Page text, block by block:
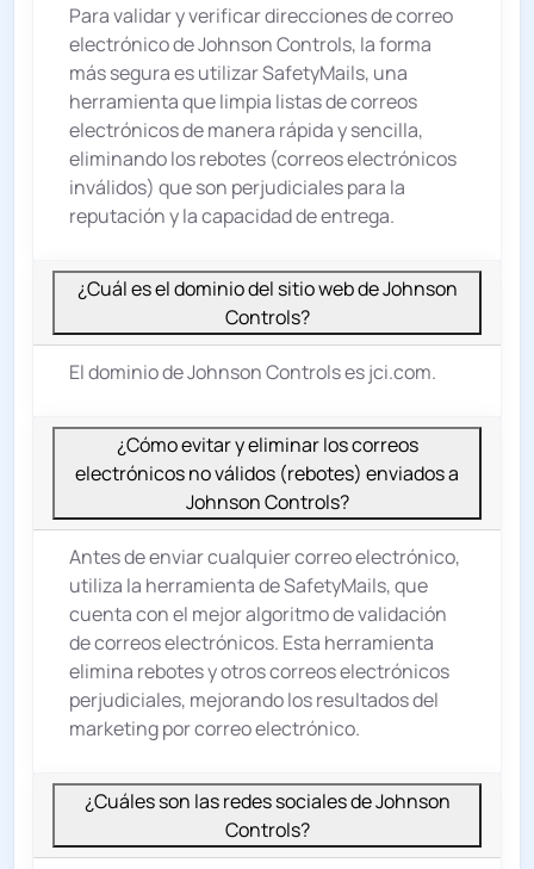
Para validar y verificar direcciones de correo
electrónico de Johnson Controls, la forma
más segura es utilizar SafetyMails, una
herramienta que limpia listas de correos
electrónicos de manera rápida y sencilla,
eliminando los rebotes (correos electrónicos
inválidos) que son perjudiciales para la
reputación y la capacidad de entrega.
¿Cuál es el dominio del sitio web de Johnson
Controls?
El dominio de Johnson Controls es jci.com.
¿Cómo evitar y eliminar los correos
electrónicos no válidos (rebotes) enviados a
Johnson Controls?
Antes de enviar cualquier correo electrónico,
utiliza la herramienta de SafetyMails, que
cuenta con el mejor algoritmo de validación
de correos electrónicos. Esta herramienta
elimina rebotes y otros correos electrónicos
perjudiciales, mejorando los resultados del
marketing por correo electrónico.
¿Cuáles son las redes sociales de Johnson
Controls?